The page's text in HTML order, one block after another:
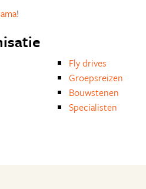
!
Fly drives
Groepsreizen
Bouwstenen
Specialisten